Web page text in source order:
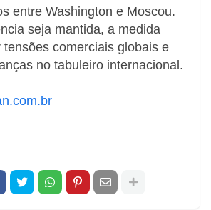
entre Washington e Moscou.
seja mantida, a medida
tensões comerciais globais e
no tabuleiro internacional.